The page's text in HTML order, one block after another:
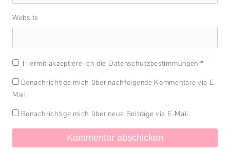
Website
Hiermit akzeptiere ich die Datenschutzbestimmungen *
Benachrichtige mich über nachfolgende Kommentare via E-
Mail.
Benachrichtige mich über neue Beiträge via E-Mail.